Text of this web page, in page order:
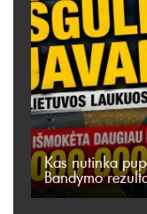
Kas nutinka
Bandymo